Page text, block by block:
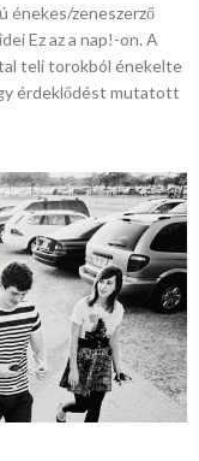
énekes/zeneszerző
Ez az a nap!-on. A
teli torokból énekelte
érdeklődést mutatott